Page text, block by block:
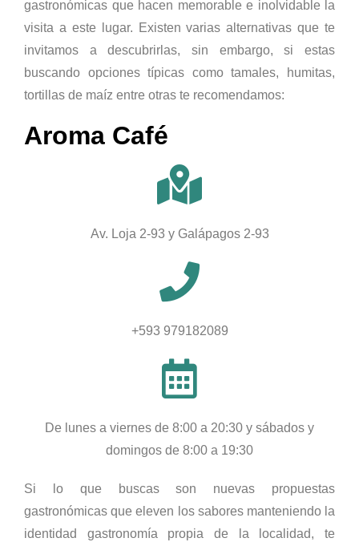
gastronómicas que hacen memorable e inolvidable la
visita a este lugar. Existen varias alternativas que te
invitamos a descubrirlas, sin embargo, si estas
buscando opciones típicas como tamales, humitas,
tortillas de maíz entre otras te recomendamos:
Aroma Café
Av. Loja 2-93 y Galápagos 2-93
+593 979182089
De lunes a viernes de 8:00 a 20:30 y sábados y
domingos de 8:00 a 19:30
Si lo que buscas son nuevas propuestas
gastronómicas que eleven los sabores manteniendo la
identidad gastronomía propia de la localidad, te